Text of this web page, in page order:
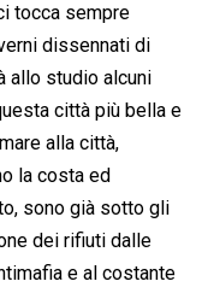
tocca sempre
dissennati di
allo studio alcuni
città più bella e
alla città,
la costa ed
sono già sotto gli
dei rifiuti dalle
e al costante